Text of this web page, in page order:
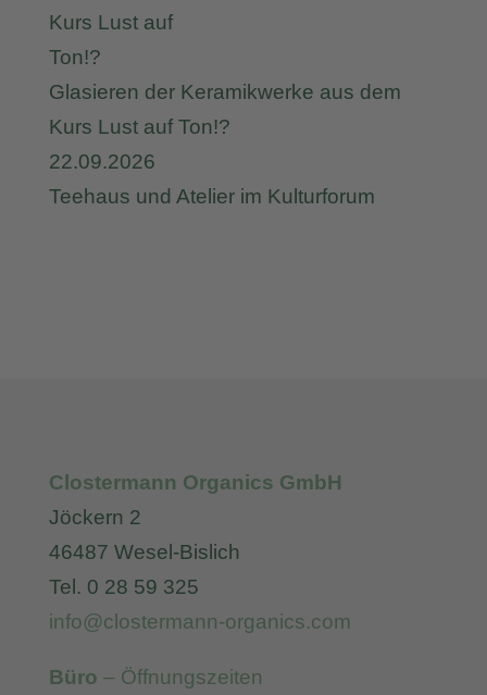
Glasieren der Keramikwerke aus dem
Kurs Lust auf Ton!?
22.09.2026
Teehaus und Atelier im Kulturforum
Clostermann Organics GmbH
Jöckern 2
46487 Wesel-Bislich
Tel. 0 28 59 325
info@clostermann-organics.com
Büro – Öffnungszeiten